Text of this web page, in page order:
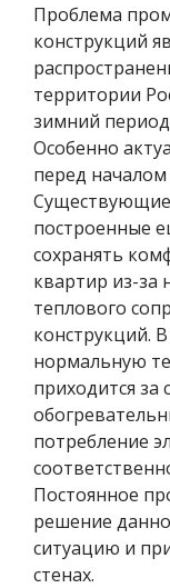
Проблема
конструкций
территории
зимний
Особенно
перед началом
построенные
сохранять
квартир из-за
теплового
конструкций.
нормальную
приходится за
потребление
Постоянное
решение
ситуацию и
стенах.